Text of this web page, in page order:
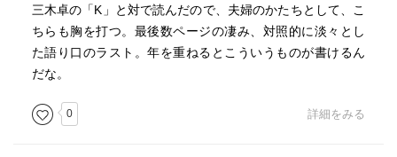
三木卓の「K」と対で読んだので、夫婦のかたちとして、こ
ちらも胸を打つ。最後数ページの凄み、対照的に淡々とし
た語り口のラスト。年を重ねるとこういうものが書けるん
だな。
0 詳細をみる